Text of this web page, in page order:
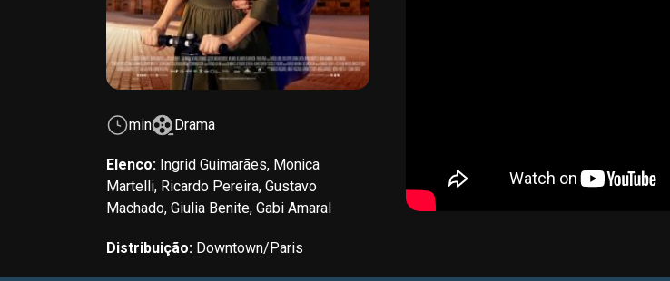
min Drama
Elenco: Ingrid Guimarães, Monica
Martelli, Ricardo Pereira, Gustavo
Machado, Giulia Benite, Gabi Amaral
Distribuição: Downtown/Paris